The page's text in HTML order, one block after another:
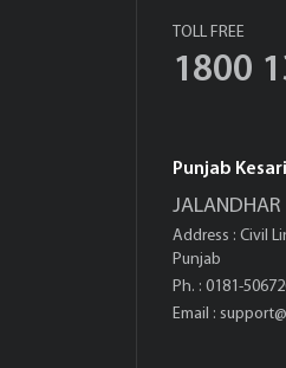
TOLL FREE
1800
Punjab
JALANDHAR
Address : Civil
Punjab
Ph. : 0181-
Email :